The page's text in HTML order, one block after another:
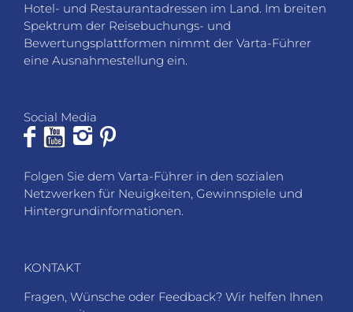
Hotel- und Restaurantadressen im Land. Im breiten
Spektrum der Reisebuchungs- und
Bewertungsplattformen nimmt der Varta-Führer
eine Ausnahmestellung ein.
Social Media
Folgen Sie dem Varta-Führer in den sozialen
Netzwerken für Neuigkeiten, Gewinnspiele und
Hintergrundinformationen.
KONTAKT
Fragen, Wünsche oder Feedback? Wir helfen Ihnen